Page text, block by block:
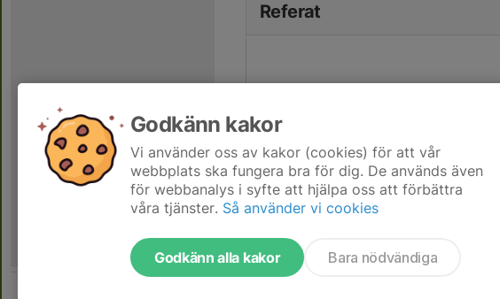
Referat
Godkänn kakor
Vi använder oss av kakor (cookies) för att vår
webbplats ska fungera bra för dig. De används även
för webbanalys i syfte att hjälpa oss att förbättra
våra tjänster. Så använder vi cookies
Godkänn alla kakor Bara nödvändiga